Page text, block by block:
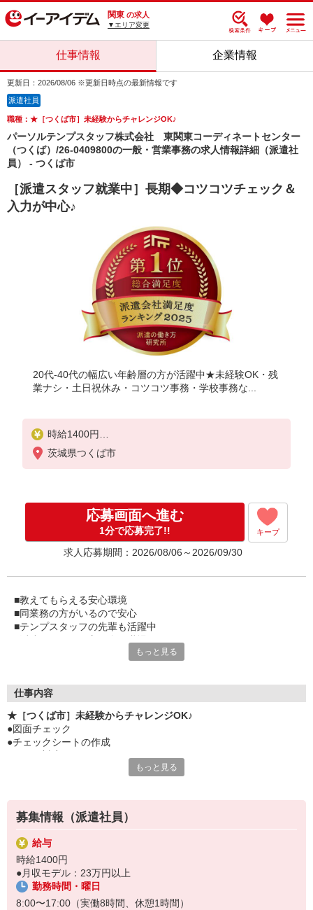
関東 の求人
▼エリア変更
仕事情報 企業情報
更新日：2026/08/06 ※更新日時点の最新情報です
派遣社員
職種：★［つくば市］未経験からチャレンジOK♪
パーソルテンプスタッフ株式会社 東関東コーディネートセンター
（つくば）/26-0409800の一般・営業事務の求人情報詳細（派遣社
員） - つくば市
［派遣スタッフ就業中］長期◆コツコツチェック＆
入力が中心♪
20代-40代の幅広い年齢層の方が活躍中★未経験OK・残
業ナシ・土日祝休み・コツコツ事務・学校事務な...
時給1400円
●月収モデル：23万円以上
茨城県つくば市
応募画面へ進む
1分で応募完了!! キープ
求人応募期間：2026/08/06～2026/09/30
■教えてもらえる安心環境
■同業務の方がいるので安心
■テンプスタッフの先輩も活躍中
もっと見る
仕事内容
★［つくば市］未経験からチャレンジOK♪
●図面チェック
●チェックシートの作成
もっと見る
募集情報（派遣社員）
給与
時給1400円
●月収モデル：23万円以上
勤務時間・曜日
8:00〜17:00（実働8時間、休憩1時間）